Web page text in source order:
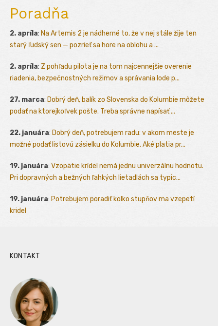
Poradňa
2. apríla: Na Artemis 2 je nádherné to, že v nej stále žije ten
starý ľudský sen — pozrieť sa hore na oblohu a ...
2. apríla: Z pohľadu pilota je na tom najcennejšie overenie
riadenia, bezpečnostných režimov a správania lode p...
27. marca: Dobrý deň, balík zo Slovenska do Kolumbie môžete
podať na ktorejkoľvek pošte. Treba správne napísať ...
22. januára: Dobrý deň, potrebujem radu: v akom meste je
možné podať listovú zásielku do Kolumbie. Aké platia pr...
19. januára: Vzopätie krídel nemá jednu univerzálnu hodnotu.
Pri dopravných a bežných ľahkých lietadlách sa typic...
19. januára: Potrebujem poradiť kolko stupňov ma vzepetí
kridel
KONTAKT